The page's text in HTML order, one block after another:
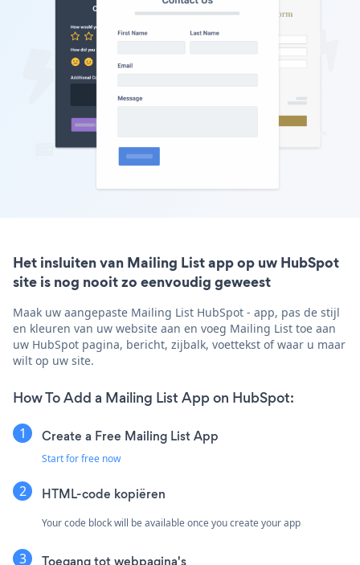
Het insluiten van Mailing List app op uw HubSpot
site is nog nooit zo eenvoudig geweest
Maak uw aangepaste Mailing List HubSpot - app, pas de stijl
en kleuren van uw website aan en voeg Mailing List toe aan
uw HubSpot pagina, bericht, zijbalk, voettekst of waar u maar
wilt op uw site.
How To Add a Mailing List App on HubSpot:
Create a Free Mailing List App
Start for free now
HTML-code kopiëren
Your code block will be available once you create your app
Toegang tot webpagina's